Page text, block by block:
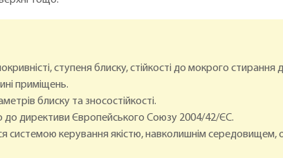
ступеня блиску, стійкості до мокрого
приміщень.
блиску та зносостійкості.
до директиви Європейського Союзу 2004/42/ЄС.
системою керування якістю, навколишнім